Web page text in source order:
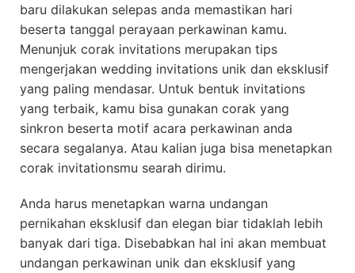
baru dilakukan selepas anda memastikan hari
beserta tanggal perayaan perkawinan kamu.
Menunjuk corak invitations merupakan tips
mengerjakan wedding invitations unik dan eksklusif
yang paling mendasar. Untuk bentuk invitations
yang terbaik, kamu bisa gunakan corak yang
sinkron beserta motif acara perkawinan anda
secara segalanya. Atau kalian juga bisa menetapkan
corak invitationsmu searah dirimu.
Anda harus menetapkan warna undangan
pernikahan eksklusif dan elegan biar tidaklah lebih
banyak dari tiga. Disebabkan hal ini akan membuat
undangan perkawinan unik dan eksklusif yang